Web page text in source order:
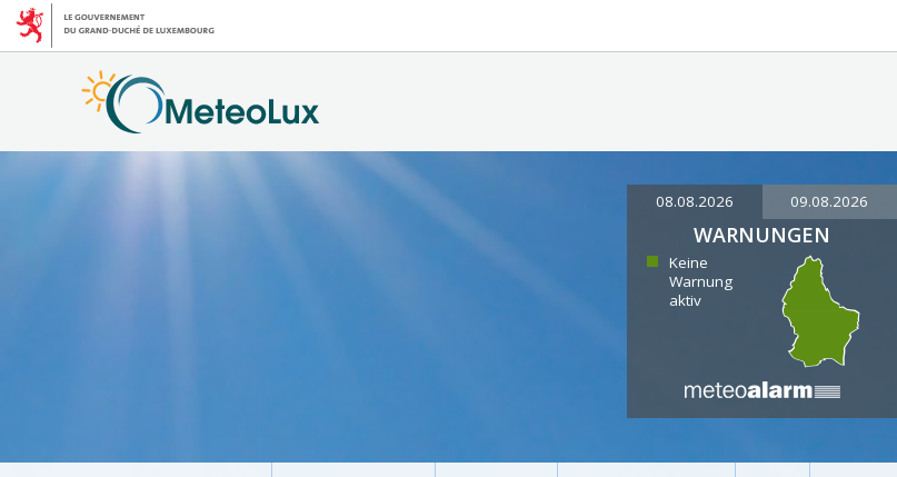
08.08.2026 09.08.2026
WARNUNGEN
Keine
Warnung
aktiv